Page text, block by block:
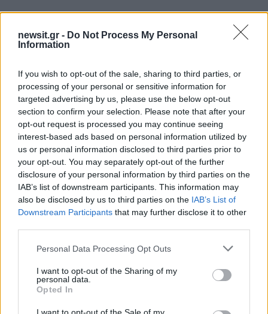
newsit.gr - Do Not Process My Personal
Information
If you wish to opt-out of the sale, sharing to third parties, or
processing of your personal or sensitive information for
targeted advertising by us, please use the below opt-out
section to confirm your selection. Please note that after your
opt-out request is processed you may continue seeing
interest-based ads based on personal information utilized by
us or personal information disclosed to third parties prior to
your opt-out. You may separately opt-out of the further
disclosure of your personal information by third parties on the
IAB’s list of downstream participants. This information may
also be disclosed by us to third parties on the IAB’s List of
Downstream Participants that may further disclose it to other
Please note that this website/app uses one or more Google
not limited to your visit or usage behaviour. You may click to
grant or deny consent to Google and its third-party tags to
use your data for below specified purposes in below Google
consent section.
Personal Data Processing Opt Outs
I want to opt-out of the Sharing of my
personal data.
Opted In
Ωστόσο, το θύμακατάφερε να διαφύγεικαι με
ασθενοφόρο του ΕΚΑΒ μεταφέρθηκε σε
νοσοκομείο της πόλης, όπου νοσηλεύτηκε,
σύμφωνα με ανακοίνωση της Αστυνομίας.
Κατόπιν ο ίδιος απευθύνθηκε στις Αρχές
καταγγέλλοντας όσα προηγήθηκαν. Η δικογραφία
κατά περίπτωση, τις πράξεις της απόπειρας
αρπαγής, της εκβίασης, της βαριάς σωματικής
βλάβης, της απειλής και της παράβαση του